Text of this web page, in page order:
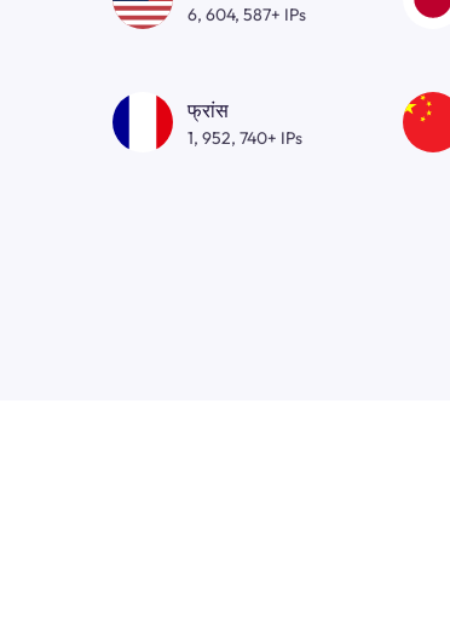
6, 604, 587+ IPs
फ्रांस
1, 952, 740+ IPs